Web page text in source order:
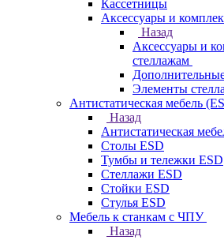
Кассетницы
Аксесcуары и
Назад
Аксесcуары и
стеллажам
Элементы
Антистатическая мебель
Назад
Антистатическая
Столы ESD
Тумбы и тележки ESD
Стеллажи ESD
Стойки ESD
Стулья ESD
Мебель к станкам с ЧПУ
Назад